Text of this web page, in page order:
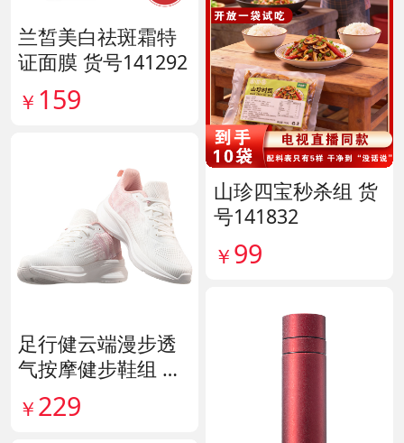
兰皙美白祛斑霜特
证面膜 货号141292
￥ 159
足行健云端漫步透
气按摩健步鞋组 货
号140444
￥ 229
山珍四宝秒杀组 货
号141832
￥ 99